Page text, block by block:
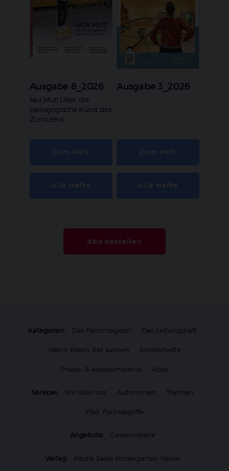
Ausgabe 8_2026
:
Nur Mut! Über die
pädagogische Kunst des
Zumutens
Ausgabe 3_2026
Abo bestellen
Kategorien: Das Fachmagazin Das Leitungsheft
Wenn Eltern Rat suchen Sonderhefte
Praxis- & Arbeitsmaterial Abos
Services: Wir über uns Autor:innen Themen
Päd. Fachbegriffe
Angebote: Gewinnspiele
Verlag: Media Sales kindergarten heute